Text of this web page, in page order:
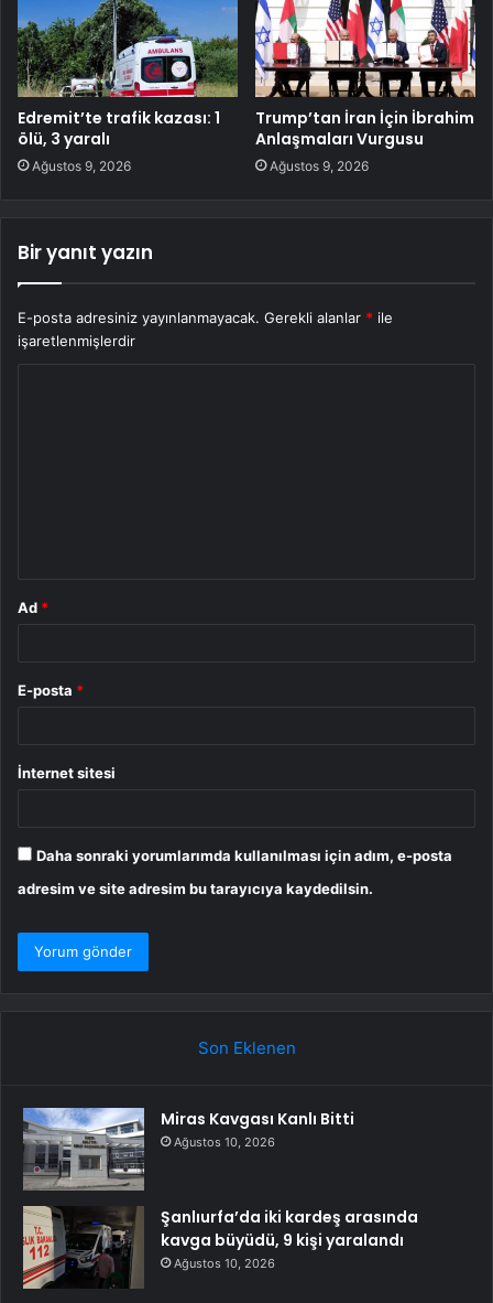
Edremit’te trafik kazası: 1
ölü, 3 yaralı
Ağustos 9, 2026
Trump’tan İran İçin İbrahim
Anlaşmaları Vurgusu
Ağustos 9, 2026
Bir yanıt yazın
E-posta adresiniz yayınlanmayacak. Gerekli alanlar * ile
işaretlenmişlerdir
Ad *
E-posta *
İnternet sitesi
Daha sonraki yorumlarımda kullanılması için adım, e-posta
adresim ve site adresim bu tarayıcıya kaydedilsin.
Son Eklenen
Miras Kavgası Kanlı Bitti
Ağustos 10, 2026
Şanlıurfa’da iki kardeş arasında
kavga büyüdü, 9 kişi yaralandı
Ağustos 10, 2026